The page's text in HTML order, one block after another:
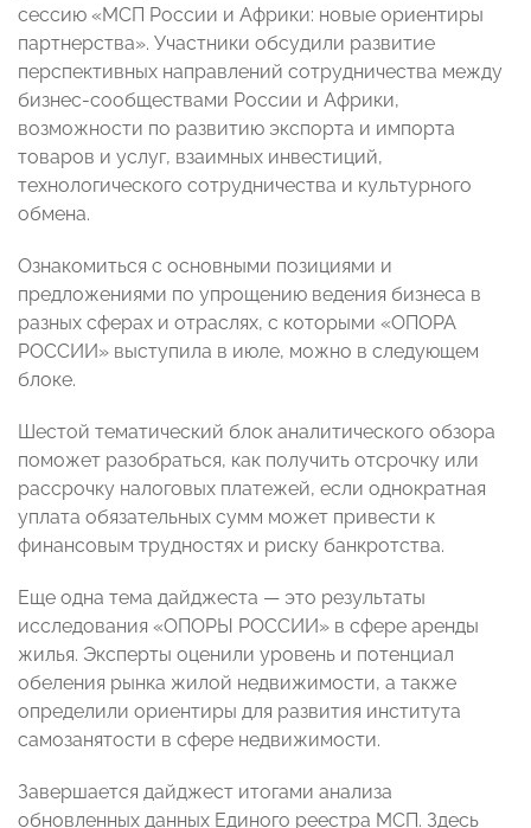
сессию «МСП России и Африки: новые ориентиры
партнерства». Участники обсудили развитие
перспективных направлений сотрудничества между
бизнес-сообществами России и Африки,
возможности по развитию экспорта и импорта
товаров и услуг, взаимных инвестиций,
технологического сотрудничества и культурного
обмена.
Ознакомиться с основными позициями и
предложениями по упрощению ведения бизнеса в
разных сферах и отраслях, с которыми «ОПОРА
РОССИИ» выступила в июле, можно в следующем
блоке.
Шестой тематический блок аналитического обзора
поможет разобраться, как получить отсрочку или
рассрочку налоговых платежей, если однократная
уплата обязательных сумм может привести к
финансовым трудностях и риску банкротства.
Еще одна тема дайджеста — это результаты
исследования «ОПОРЫ РОССИИ» в сфере аренды
жилья. Эксперты оценили уровень и потенциал
обеления рынка жилой недвижимости, а также
определили ориентиры для развития института
самозанятости в сфере недвижимости.
Завершается дайджест итогами анализа
обновленных данных Единого реестра МСП. Здесь